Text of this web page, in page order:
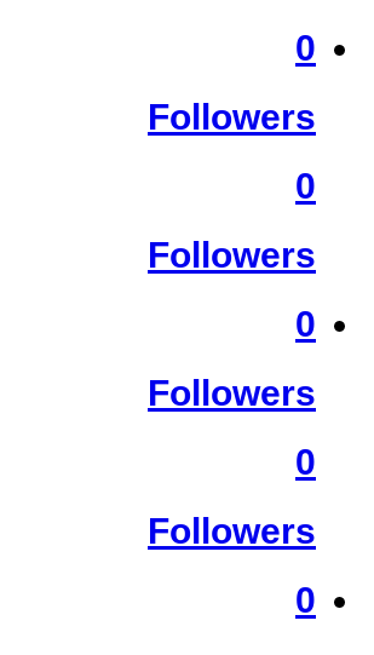
0
Followers
0
Followers
0
Followers
0
Followers
0